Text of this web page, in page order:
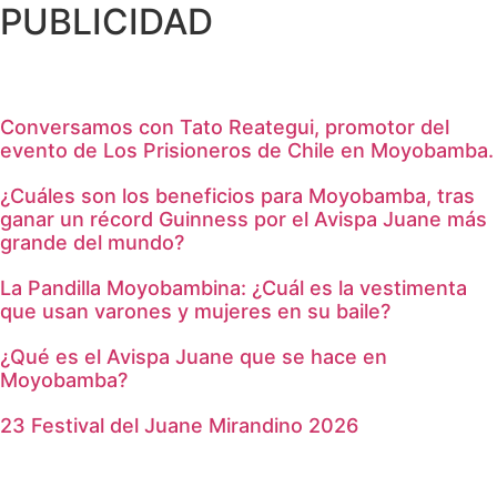
PUBLICIDAD
Conversamos con Tato Reategui, promotor del
evento de Los Prisioneros de Chile en Moyobamba.
¿Cuáles son los beneficios para Moyobamba, tras
ganar un récord Guinness por el Avispa Juane más
grande del mundo?
La Pandilla Moyobambina: ¿Cuál es la vestimenta
que usan varones y mujeres en su baile?
¿Qué es el Avispa Juane que se hace en
Moyobamba?
23 Festival del Juane Mirandino 2026